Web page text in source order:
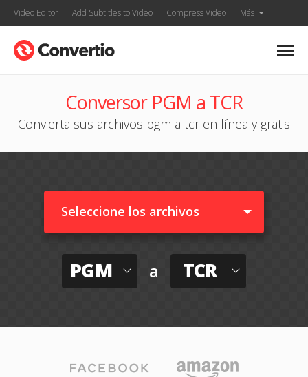
Video Editor Add Subtitles to Video Compress Video Más
Conversor PGM a TCR
Convierta sus archivos pgm a tcr en línea y gratis
Seleccione los archivos
PGM a TCR